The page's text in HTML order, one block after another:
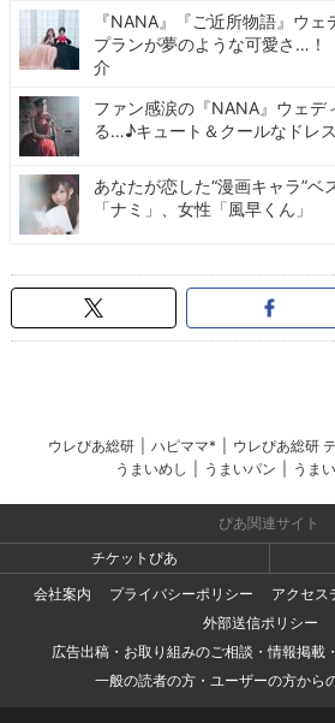
『NANA』『ご近所物語』ウ
プランが夢のような可愛さ…！
介
ファン感涙の『NANA』ウェデ
る…♪キュート＆クールなドレ
あなたが恋した“漫画キャラ”
「ナミ」、女性「風早くん」
ウレぴあ総研 ハピママ* ウレぴあ総研
うまいめし
うまいパン うま
ぴあ関連サイト
チケットぴあ
会社案内
プライバシーポリシー
アクセス
外部送信ポリシー
広告出稿・お取り組みのご相談・情報掲載
一般の読者の方・ユーザーの方から